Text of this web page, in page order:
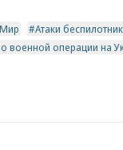
Мир Атаки
военной операции на